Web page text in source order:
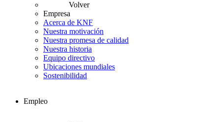
Volver
Empresa
Acerca de KNF
Nuestra motivación
Nuestra promesa de calidad
Nuestra historia
Equipo directivo
Ubicaciones mundiales
Sostenibilidad
Empleo